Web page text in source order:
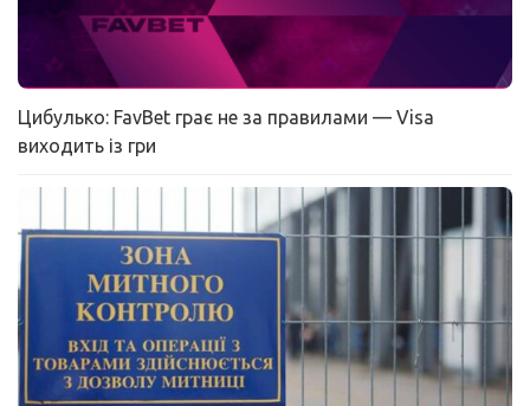
Цибулько: FavBet грає не за правилами — Visa
виходить із гри